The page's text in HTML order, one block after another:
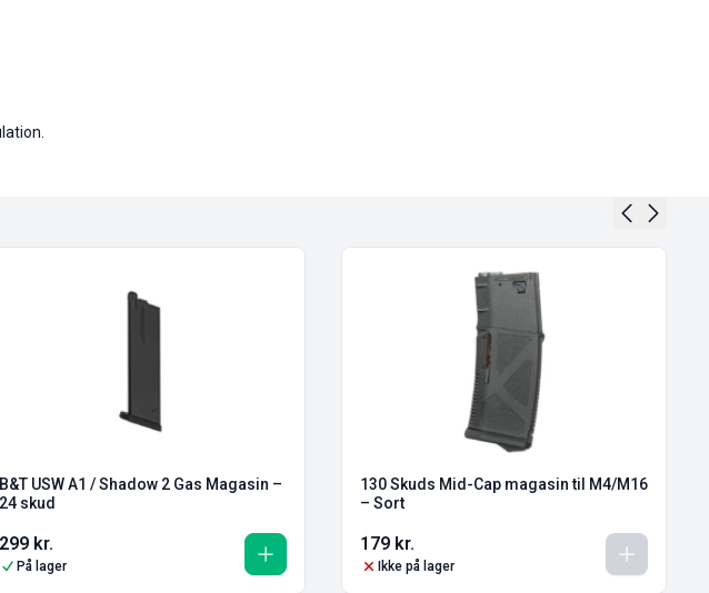
B&T USW A1 / Shadow 2 Gas Magasin –
24 skud
299 kr.
På lager
130 Skuds Mid-Cap magasin til M4/M16
– Sort
179 kr.
Ikke på lager